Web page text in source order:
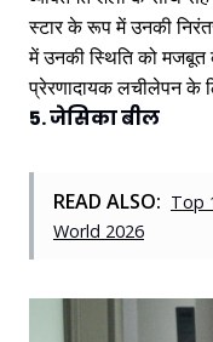
स्टार के रूप में उनकी
में उनकी स्थिति को
प्रेरणादायक लचीलेपन के
5. जेसिका बील
READ ALSO: Top
World 2026